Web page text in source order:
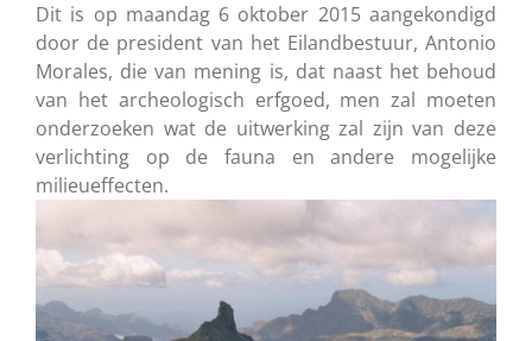
Dit is op maandag 6 oktober 2015 aangekondigd
door de president van het Eilandbestuur, Antonio
Morales, die van mening is, dat naast het behoud
van het archeologisch erfgoed, men zal moeten
onderzoeken wat de uitwerking zal zijn van deze
verlichting op de fauna en andere mogelijke
milieueffecten.